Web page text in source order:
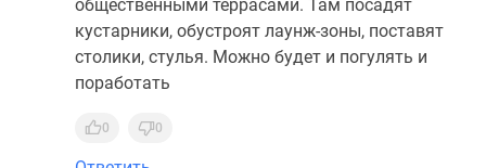
общественными террасами. Там посадят
кустарники, обустроят лаунж-зоны, поставят
столики, стулья. Можно будет и погулять и
поработать
0 0